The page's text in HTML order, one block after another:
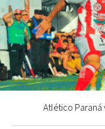
Atlético Paraná